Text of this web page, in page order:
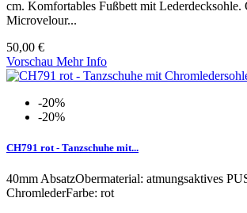
cm. Komfortables Fußbett mit Lederdecksohle.
Microvelour...
50,00 €
Vorschau Mehr Info
-20%
-20%
CH791 rot - Tanzschuhe mit...
40mm AbsatzObermaterial: atmungsaktives
ChromlederFarbe: rot